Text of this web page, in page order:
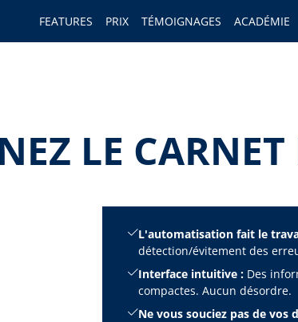
FEATURES PRIX TÉMOIGNAGES ACADÉMIE
LE
L'automatisation fait le
détection/évitement des
Interface intuitive : Des
compactes. Aucun désordre.
Ne vous souciez pas de vos